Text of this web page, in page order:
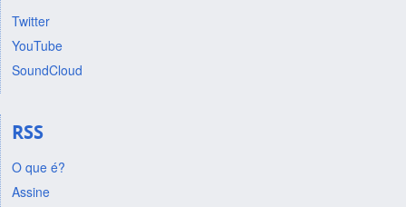
Twitter
YouTube
SoundCloud
RSS
O que é?
Assine